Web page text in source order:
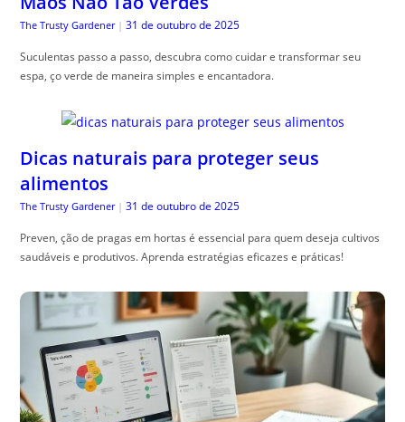
The Trusty Gardener | 31 de outubro de 2025
Suculentas passo a passo, descubra como cuidar e transformar seu
espa, ço verde de maneira simples e encantadora.
Dicas naturais para proteger seus
alimentos
The Trusty Gardener | 31 de outubro de 2025
Preven, ção de pragas em hortas é essencial para quem deseja cultivos
saudáveis e produtivos. Aprenda estratégias eficazes e práticas!